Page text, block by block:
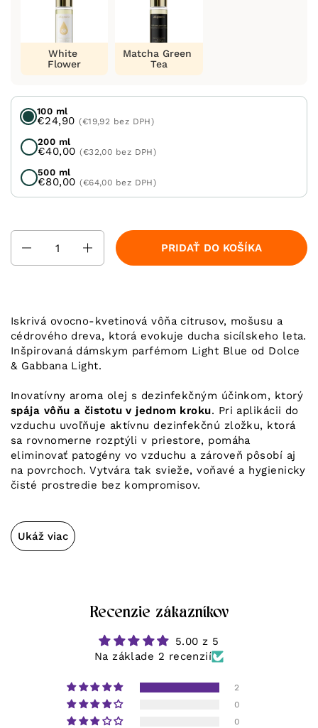
White
Flower
Matcha Green
Tea
100 ml
€24,90(€19,92 bez DPH)
200 ml
€40,00(€32,00 bez DPH)
500 ml
€80,00(€64,00 bez DPH)
PRIDAŤ DO KOŠÍKA
Iskrivá ovocno-kvetinová vôňa citrusov, mošusu a
cédrového dreva, ktorá evokuje ducha sicílskeho leta.
Inšpirovaná dámskym parfémom Light Blue od Dolce
& Gabbana Light.
Inovatívny aroma olej s dezinfekčným účinkom, ktorý
spája vôňu a čistotu v jednom kroku. Pri aplikácii do
vzduchu uvoľňuje aktívnu dezinfekčnú zložku, ktorá
sa rovnomerne rozptýli v priestore, pomáha
eliminovať patogény vo vzduchu a zároveň pôsobí aj
na povrchoch. Vytvára tak svieže, voňavé a hygienicky
čisté prostredie bez kompromisov.
Ukáž viac
Recenzie zákazníkov
5.00 z 5
Na základe 2 recenzií
2
0
0